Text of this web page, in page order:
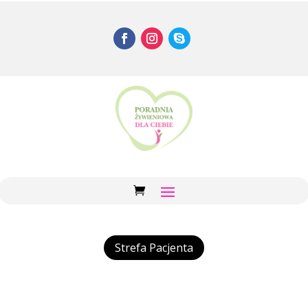
Strefa Pacjenta